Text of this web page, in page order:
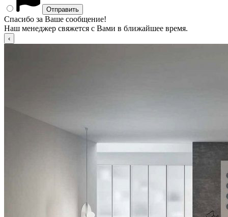
Спасибо за Ваше сообщение!
Наш менеджер свяжется с Вами в ближайшее время.